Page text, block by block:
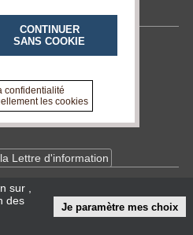
Lettre d'information
sur
des
Je paramètre mes choix
CONTINUER
SANS COOKIE
confidentialité
les cookies